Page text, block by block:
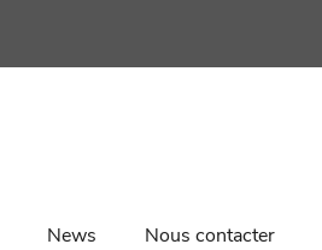
News Nous contacter